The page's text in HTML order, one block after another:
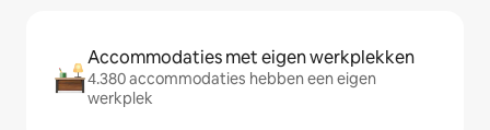
Accommodaties met eigen werkplekken
4.380 accommodaties hebben een eigen
werkplek